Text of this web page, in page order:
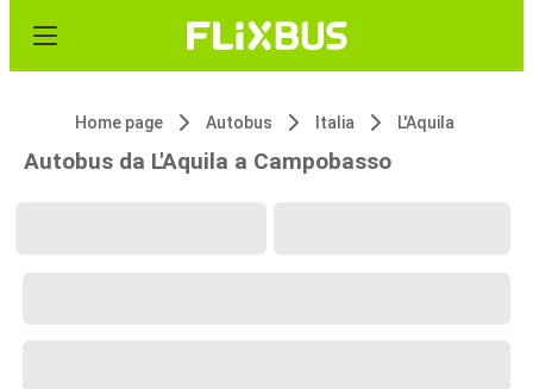
Home page Autobus Italia L'Aquila
Autobus da L'Aquila a Campobasso